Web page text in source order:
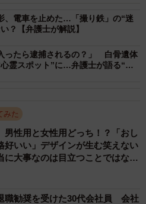
配しているといえる状態であ
刑法の「建造物侵入罪」にあ
なく、事実上の支配が認めら
罪法」の対象となります。同
住んでいない建物にひそんで
場所に入った者を処罰すると
どこにあるのでしょうか。
、電車を止めた…「撮り鉄」の“迷
？【弁護士が解説】
ったら逮捕されるの？」 白骨遺体
霊スポット”に…弁護士が語る“本
みた
男性用と女性用どっち！？「おし
好いい」デザインが生む笑えない
大事なのは目立つことではな
職勧奨を受けた30代会社員 会社